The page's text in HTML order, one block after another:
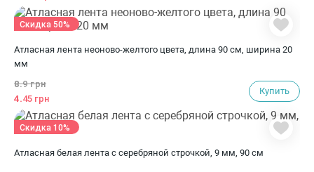
Атласная лента неоново-желтого цвета, длина 90 см, ширина 20
мм
8.9 грн
4.45 грн
Купить
Скидка 50%
Атласная белая лента с серебряной строчкой, 9 мм, 90 см
Скидка 10%